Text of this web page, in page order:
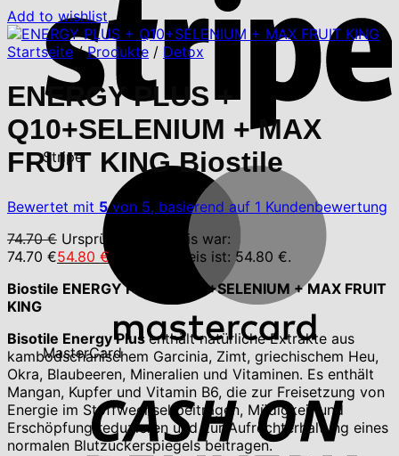
Stripe
MasterCard
Add to wishlist
Startseite / Produkte / Detox
ENERGY PLUS +
Q10+SELENIUM + MAX
FRUIT KING Biostile
Bewertet mit 5von 5, basierend auf 1 Kundenbewertung
74.70€ Ursprünglicher Preis war:
74.70 €54.80 € Aktueller Preis ist: 54.80 €.
Biostile ENERGY PLUS + Q10+SELENIUM + MAX FRUIT
KING
Bisotile Energy Plusenthält natürliche Extrakte aus
kambodschanischem Garcinia, Zimt, griechischem Heu,
Okra, Blaubeeren, Mineralien und Vitaminen. Es enthält
Mangan, Kupfer und Vitamin B6, die zur Freisetzung von
Energie im Stoffwechsel beitragen, Müdigkeit und
Erschöpfung reduzieren und zur Aufrechterhaltung eines
normalen Blutzuckerspiegels beitragen.